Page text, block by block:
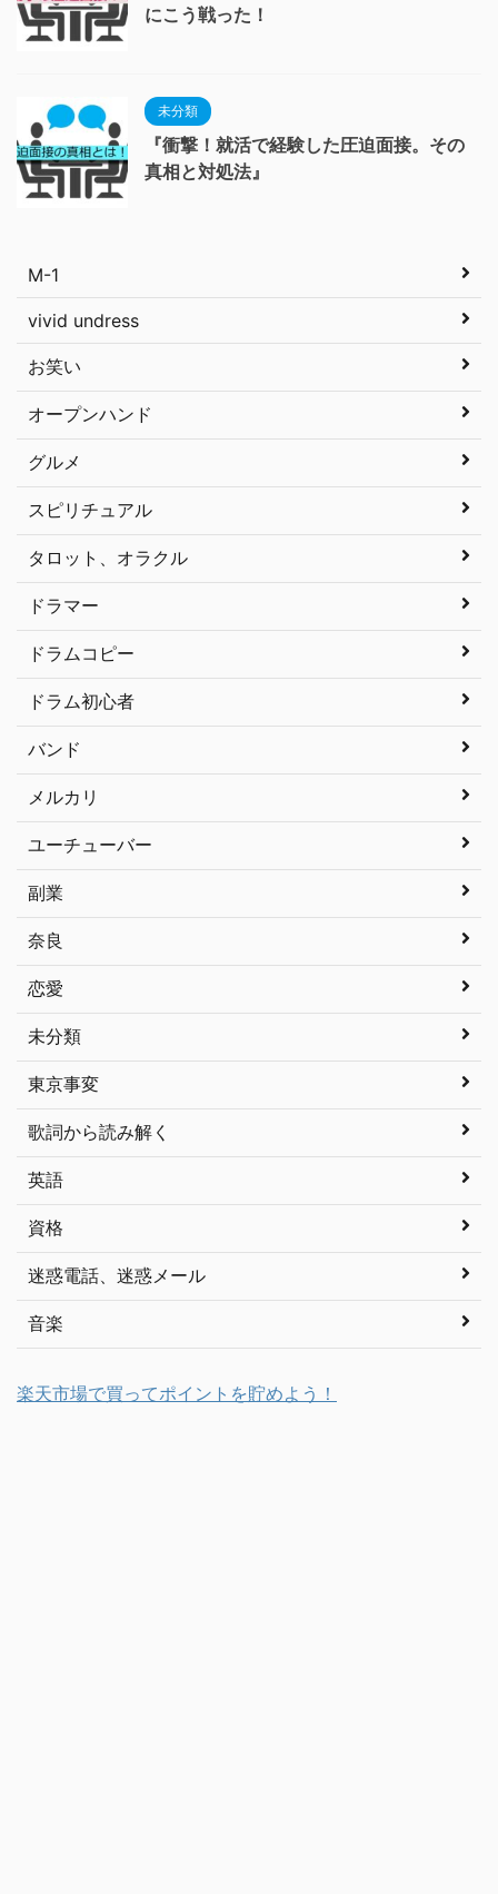
にこう戦った！
未分類
『衝撃！就活で経験した圧迫面接。その
真相と対処法』
M-1
vivid undress
お笑い
オープンハンド
グルメ
スピリチュアル
タロット、オラクル
ドラマー
ドラムコピー
ドラム初心者
バンド
メルカリ
ユーチューバー
副業
奈良
恋愛
未分類
東京事変
歌詞から読み解く
英語
資格
迷惑電話、迷惑メール
音楽
楽天市場で買ってポイントを貯めよう！